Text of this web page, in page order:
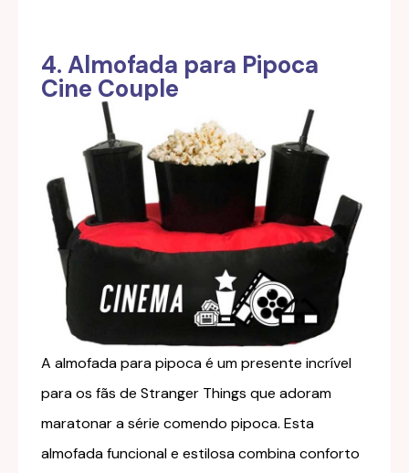
4. Almofada para Pipoca
Cine Couple
A almofada para pipoca é um presente incrível
para os fãs de Stranger Things que adoram
maratonar a série comendo pipoca. Esta
almofada funcional e estilosa combina conforto